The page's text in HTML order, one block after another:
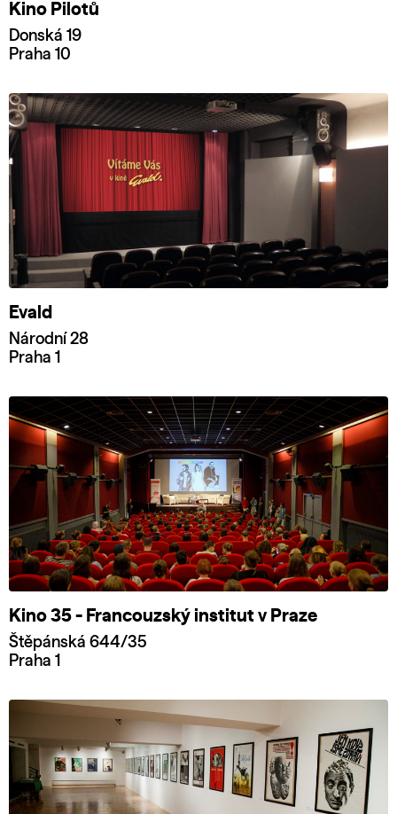
Kino Pilotů
Donská 19
Praha 10
Evald
Národní 28
Praha 1
Kino 35 - Francouzský institut v Praze
Štěpánská 644/35
Praha 1